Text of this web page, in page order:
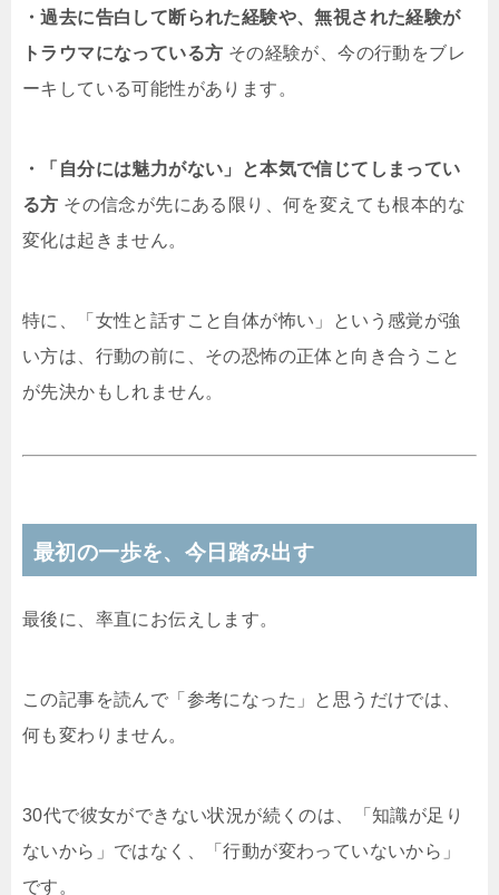
・過去に告白して断られた経験や、無視された経験が
トラウマになっている方 その経験が、今の行動をブレ
ーキしている可能性があります。
・「自分には魅力がない」と本気で信じてしまってい
る方 その信念が先にある限り、何を変えても根本的な
変化は起きません。
特に、「女性と話すこと自体が怖い」という感覚が強
い方は、行動の前に、その恐怖の正体と向き合うこと
が先決かもしれません。
最初の一歩を、今日踏み出す
最後に、率直にお伝えします。
この記事を読んで「参考になった」と思うだけでは、
何も変わりません。
30代で彼女ができない状況が続くのは、「知識が足り
ないから」ではなく、「行動が変わっていないから」
です。